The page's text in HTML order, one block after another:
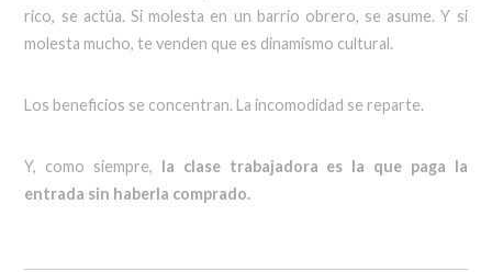
rico, se actúa. Si molesta en un barrio obrero, se asume. Y si
molesta mucho, te venden que es dinamismo cultural.
Los beneficios se concentran. La incomodidad se reparte.
Y, como siempre, la clase trabajadora es la que paga la
entrada sin haberla comprado.